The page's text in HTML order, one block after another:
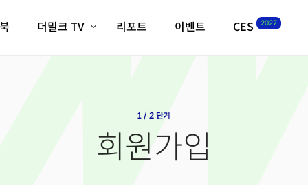
더밀크 TV
크리스의 뉴욕 시그널
리포트 이벤트 CES 2027
1 / 2 단계
회원가입